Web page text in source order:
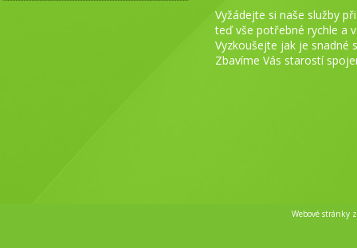
Vyžádejte si naše služby
teď vše potřebné rychle a
Vyzkoušejte jak je snadné
Zbavíme Vás starostí
Webové stránky